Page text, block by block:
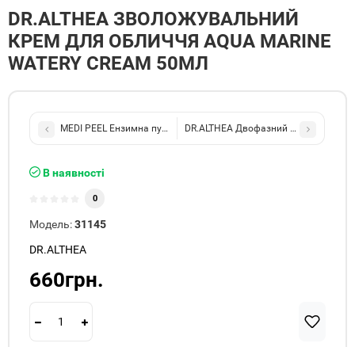
DR.ALTHEA ЗВОЛОЖУВАЛЬНИЙ
КРЕМ ДЛЯ ОБЛИЧЧЯ AQUA MARINE
WATERY CREAM 50МЛ
MEDI PEEL Ензимна пудра для глибокого очищення Phytp Ex
DR.ALTHEA Двофазний крем-міст
В наявності
0
Модель:31145
DR.ALTHEA
660грн.